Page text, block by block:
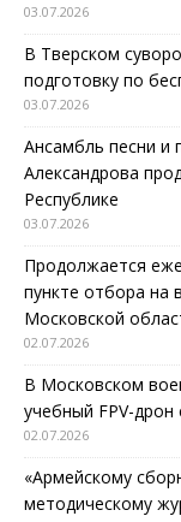
03.07.2026
В Тверском
подготовку по
03.07.2026
Ансамбль песни и
Александрова
Республике
03.07.2026
Продолжается
пункте отбора на
Московской
02.07.2026
В Московском
учебный FPV-
02.07.2026
«Армейскому
методическому